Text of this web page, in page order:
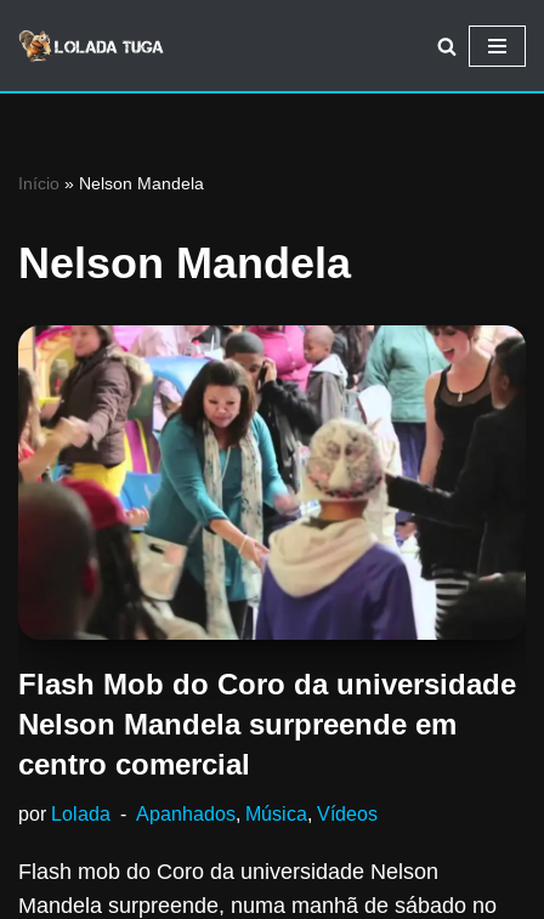
Avançar
Início » Nelson Mandela
Nelson Mandela
Flash Mob do Coro da universidade
Nelson Mandela surpreende em
centro comercial
por Lolada Apanhados, Música, Vídeos
Flash mob do Coro da universidade Nelson
Mandela surpreende, numa manhã de sábado no